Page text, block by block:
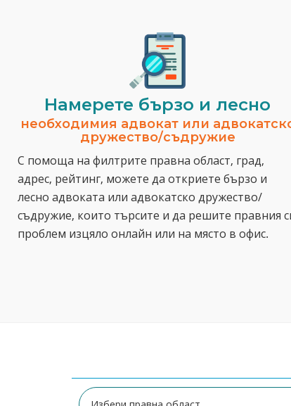
Намерете бързо и лесно
необходимия адвокат или
дружество/съдружие
С помоща на филтрите правна област, град,
адрес, рейтинг, можете да откриете бързо и
лесно адвоката или адвокатско дружество/
съдружие, които търсите и да решите правния
проблем изцяло онлайн или на място в офис.